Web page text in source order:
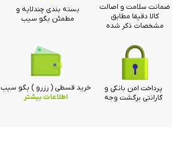
ضمانت سلامت و اصالت
کالا دقیقا مطابق
مشخصات ذکر شده
بسته بندی چندلایه و
مطمئن بگو سیب
خرید قسطی ( رزرو ) بگو سیب
اطلاعات بیشتر
پرداخت امن بانکی و
گارانتی برگشت وجه